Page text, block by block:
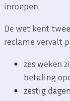
inroepen.
De wet kent
reclame vervalt
zes weken
betaling
zestig